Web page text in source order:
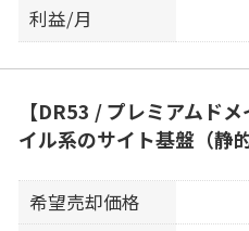
利益/月
【DR53 / プレミアムド
イル系のサイト基盤（静
希望売却価格